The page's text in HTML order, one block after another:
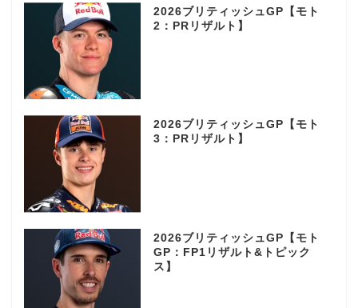
2026ブリティッシュGP【モト
2：PRリザルト】
2026ブリティッシュGP【モト
3：PRリザルト】
2026ブリティッシュGP【モト
GP：FP1リザルト&トピック
ス】